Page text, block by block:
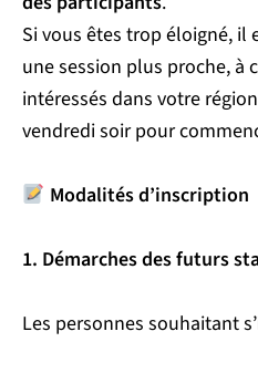
Si vous êtes trop éloigné,
une session plus proche, à
intéressés dans votre
vendredi soir pour
Modalités d’inscription
1. Démarches des futurs
Les personnes souhaitant